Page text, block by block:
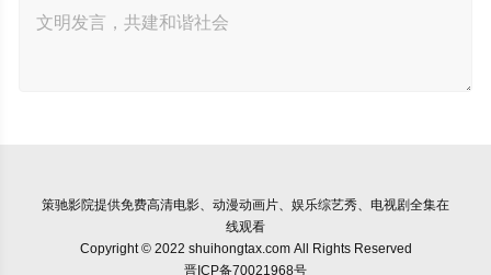
策驰影院提供免费高清电影、动漫动画片、娱乐综艺秀、电视剧全集在
线观看
Copyright © 2022 shuihongtax.com All Rights Reserved
晋ICP备70021968号